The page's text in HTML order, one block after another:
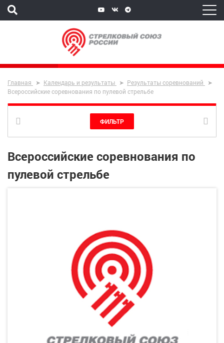
Главная Календарь и результаты
Результаты соревнований
Всероссийские соревнования по пулевой стрельбе
ФИЛЬТР
Всероссийские соревнования по
пулевой стрельбе